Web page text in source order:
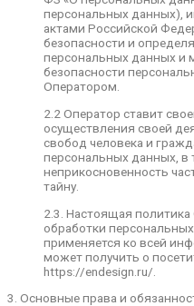
персональных данных),
актами Российской
безопасности и
персональных данных и
безопасности
Оператором.
2.2 Оператор ставит
осуществления своей
свобод человека и
персональных данных, в
неприкосновенность
тайну.
2.3. Настоящая
обработки
применяется ко всей
может получить о
https://endesign.ru/.
3. Основные права и
безопасности и
персональных данных и
безопасности
предпринимаемые
2.2 Оператор ставит
условием осуществления
соблюдение прав и
гражданина при
данных, в том числе
неприкосновенность
семейную тайну.
2.3. Настоящая политика
отношении обработки
(далее — Политика)
информации, которую
получить о посетителях
https://endesign.ru/.
3. Основные права и